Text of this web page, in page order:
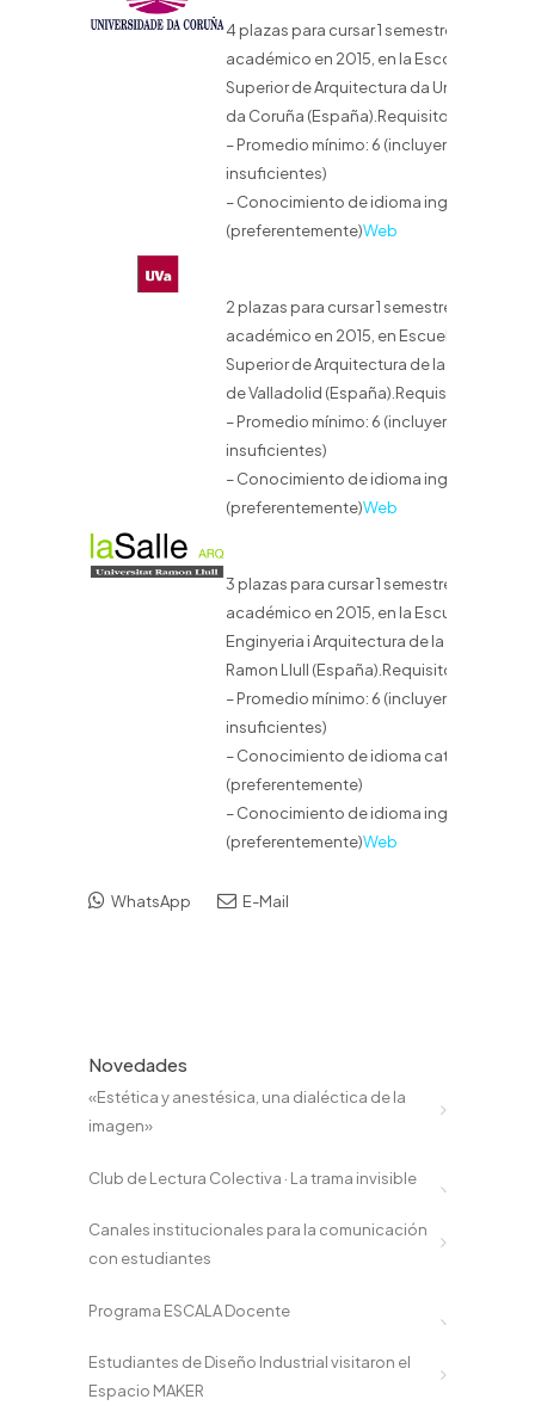
4 plazas para cursar 1 semestre
académico en 2015, en la Escola Técnica
Superior de Arquitectura da Universidade
da Coruña (España).Requisitos:
– Promedio mínimo: 6 (incluyendo
insuficientes)
– Conocimiento de idioma inglés
(preferentemente)Web
2 plazas para cursar 1 semestre
académico en 2015, en Escuela Técnica
Superior de Arquitectura de la
de Valladolid (España).Requisitos:
– Promedio mínimo: 6 (incluyendo
insuficientes)
– Conocimiento de idioma inglés
(preferentemente)Web
3 plazas para cursar 1 semestres
académico en 2015, en la Escuela de
Enginyeria i Arquitectura de la Univertitat
Ramon Llull (España).Requisitos:
– Promedio mínimo: 6 (incluyendo
insuficientes)
– Conocimiento de idioma catalán
(preferentemente)
– Conocimiento de idioma inglés
(preferentemente)Web
WhatsApp E-Mail
Novedades
«Estética y anestésica, una dialéctica de la
imagen»
Club de Lectura Colectiva · La trama invisible
Canales institucionales para la comunicación
con estudiantes
Programa ESCALA Docente
Estudiantes de Diseño Industrial visitaron el
Espacio MAKER